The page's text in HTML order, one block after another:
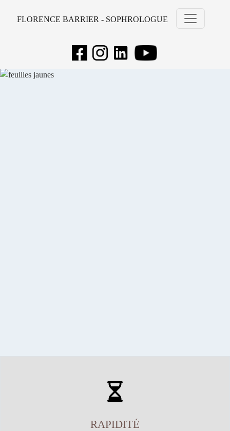
FLORENCE BARRIER - SOPHROLOGUE
RAPIDITÉ